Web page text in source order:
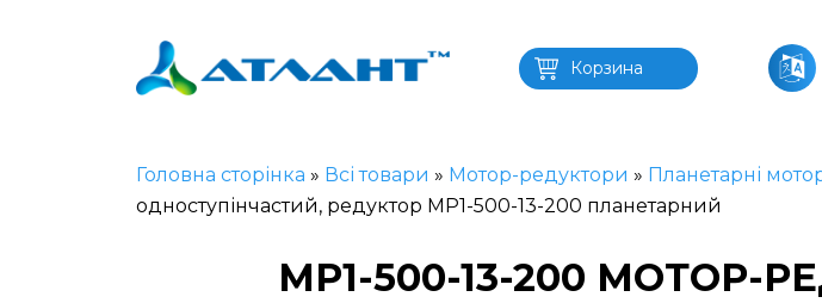
Корзина
Головна сторінка » Всі товари » Мотор-редуктори » Планетарні
одноступінчастий, редуктор МР1-500-13-200 планетарний
МР1-500-13-200 МОТОР-